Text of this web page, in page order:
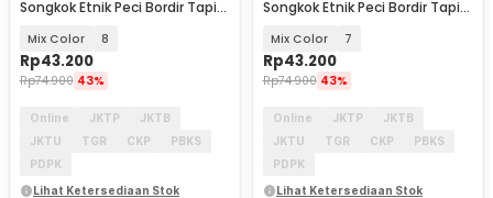
Songkok Etnik Peci Bordir Tapis
Mix Color 8
Rp43.200
Rp74.900 43%
Online JKTP
JKTB
JKTU
TGR CKP
PBKS
PDPK
Lihat Ketersediaan Stok
Songkok Etnik Peci Bordir Tapis
Mix Color 7
Rp43.200
Rp74.900 43%
Online JKTP
JKTB
JKTU
TGR CKP
PBKS
PDPK
Lihat Ketersediaan Stok